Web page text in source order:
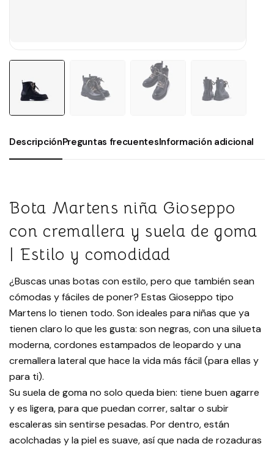
DescripciónPreguntas frecuentesInformación adicional
Bota Martens niña Gioseppo
con cremallera y suela de goma
| Estilo y comodidad
¿Buscas unas botas con estilo, pero que también sean
cómodas y fáciles de poner? Estas Gioseppo tipo
Martens lo tienen todo. Son ideales para niñas que ya
tienen claro lo que les gusta: son negras, con una silueta
moderna, cordones estampados de leopardo y una
cremallera lateral que hace la vida más fácil (para ellas y
para ti).
Su suela de goma no solo queda bien: tiene buen agarre
y es ligera, para que puedan correr, saltar o subir
escaleras sin sentirse pesadas. Por dentro, están
acolchadas y la piel es suave, así que nada de rozaduras